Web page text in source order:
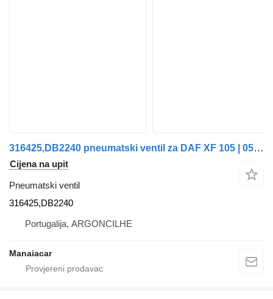
316425,DB2240 pneumatski ventil za DAF XF 105 | 05 kamiona
Cijena na upit
Pneumatski ventil
316425,DB2240
Portugalija, ARGONCILHE
Manaiacar